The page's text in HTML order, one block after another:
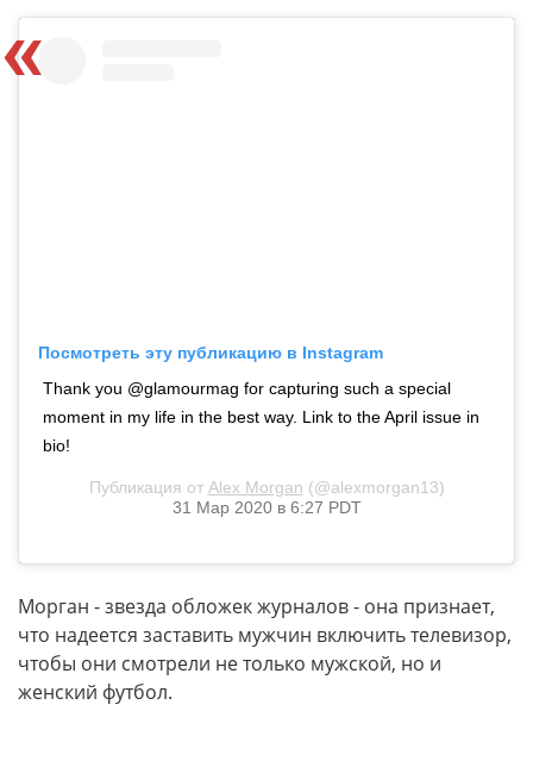
Посмотреть эту публикацию в Instagram
Thank you @glamourmag for capturing such a special
moment in my life in the best way. Link to the April issue in
bio!
Публикация от Alex Morgan (@alexmorgan13)
31 Мар 2020 в 6:27 PDT
Морган - звезда обложек журналов - она признает,
что надеется заставить мужчин включить телевизор,
чтобы они смотрели не только мужской, но и
женский футбол.